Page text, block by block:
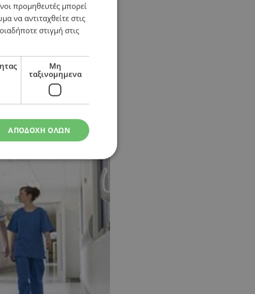
των συντεχνιών
προμηθευτές μπορεί
να αντιταχθείτε στις
στιγμή στις
Μη
ταξινομημενα
ΑΠΟΔΟΧΗ ΟΛΩΝ